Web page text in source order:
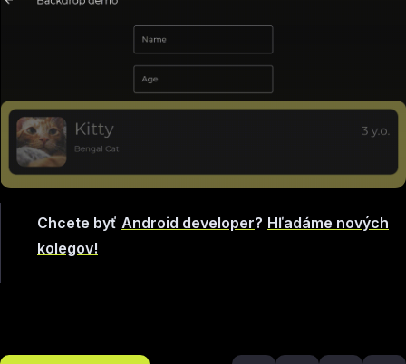
Chcete byť Android developer? Hľadáme nových
kolegov!